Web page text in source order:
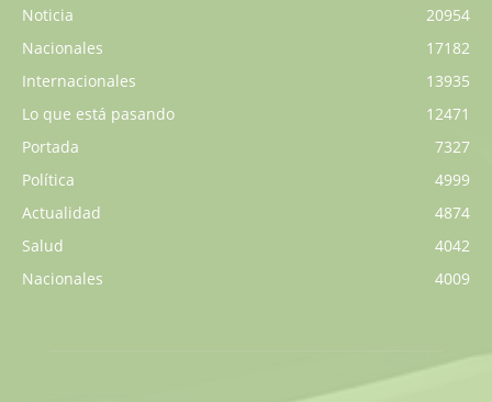
Noticia
20954
Nacionales
17182
Internacionales
13935
Lo que está pasando
12471
Portada
7327
Política
4999
Actualidad
4874
Salud
4042
Nacionales
4009